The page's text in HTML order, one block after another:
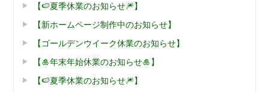
【🍉夏季休業のお知らせ🎆】
【新ホームページ制作中のお知らせ】
【ゴールデンウイーク休業のお知らせ】
【🎍年末年始休業のお知らせ🎍】
【🍉夏季休業のお知らせ🎆】